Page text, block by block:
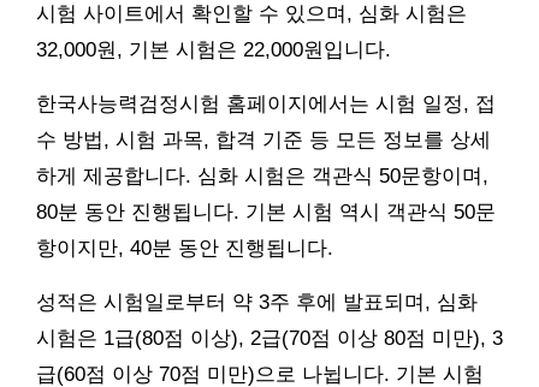
시험 사이트에서 확인할 수 있으며, 심화 시험은
32,000원, 기본 시험은 22,000원입니다.
한국사능력검정시험 홈페이지에서는 시험 일정, 접
수 방법, 시험 과목, 합격 기준 등 모든 정보를 상세
하게 제공합니다. 심화 시험은 객관식 50문항이며,
80분 동안 진행됩니다. 기본 시험 역시 객관식 50문
항이지만, 40분 동안 진행됩니다.
성적은 시험일로부터 약 3주 후에 발표되며, 심화
시험은 1급(80점 이상), 2급(70점 이상 80점 미만), 3
급(60점 이상 70점 미만)으로 나뉩니다. 기본 시험